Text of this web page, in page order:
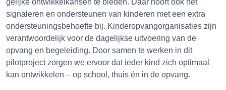
gelijke ontwikkelkansen te bieden. Daar hoort ook het
signaleren en ondersteunen van kinderen met een extra
ondersteuningsbehoefte bij. Kinderopvangorganisaties zijn
verantwoordelijk voor de dagelijkse uitvoering van de
opvang en begeleiding. Door samen te werken in dit
pilotproject zorgen we ervoor dat ieder kind zich optimaal
kan ontwikkelen – op school, thuis én in de opvang.